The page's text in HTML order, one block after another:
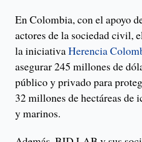
En Colombia, con el apoyo
actores de la sociedad civil,
la iniciativaHerencia
asegurar 245 millones de
público y privado para
32 millones de hectáreas de
y marinos.